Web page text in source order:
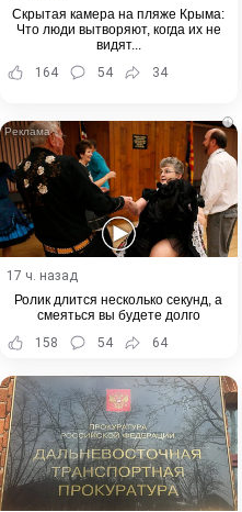
Скрытая камера на пляже Крыма:
Что люди вытворяют, когда их не
видят...
164
54 34
i
17 ч. назад
Ролик длится несколько секунд, а
смеяться вы будете долго
158
54 64